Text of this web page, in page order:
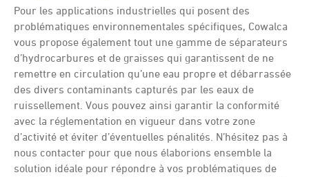
Pour les applications industrielles qui posent des
problématiques environnementales spécifiques, Cowalca
vous propose également tout une gamme de séparateurs
d’hydrocarbures et de graisses qui garantissent de ne
remettre en circulation qu’une eau propre et débarrassée
des divers contaminants capturés par les eaux de
ruissellement. Vous pouvez ainsi garantir la conformité
avec la réglementation en vigueur dans votre zone
d’activité et éviter d’éventuelles pénalités. N’hésitez pas à
nous contacter pour que nous élaborions ensemble la
solution idéale pour répondre à vos problématiques de